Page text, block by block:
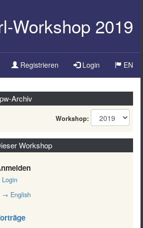
Workshop 2019
Registrieren Login
Sprache
EN
Archiv
Workshop:
Workshop
Login
→ English